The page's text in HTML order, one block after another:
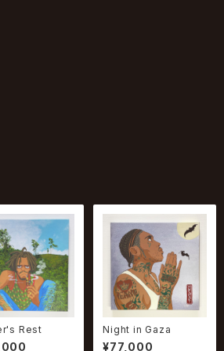
Rest Night in Gaza
¥77,000